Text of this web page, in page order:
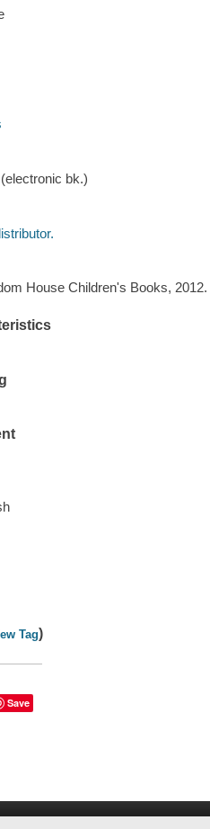
bk.)
House Children's Books, 2012.
Tag)
Save